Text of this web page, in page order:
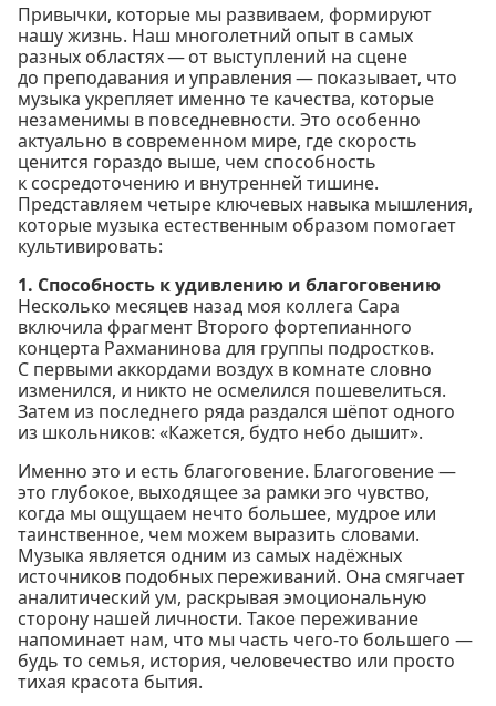
Привычки, которые мы развиваем, формируют
нашу жизнь. Наш многолетний опыт в самых
разных областях — от выступлений на сцене
до преподавания и управления — показывает, что
музыка укрепляет именно те качества, которые
незаменимы в повседневности. Это особенно
актуально в современном мире, где скорость
ценится гораздо выше, чем способность
к сосредоточению и внутренней тишине.
Представляем четыре ключевых навыка мышления,
которые музыка естественным образом помогает
культивировать:
1. Способность к удивлению и благоговению
Несколько месяцев назад моя коллега Сара
включила фрагмент Второго фортепианного
концерта Рахманинова для группы подростков.
С первыми аккордами воздух в комнате словно
изменился, и никто не осмелился пошевелиться.
Затем из последнего ряда раздался шёпот одного
из школьников: «Кажется, будто небо дышит».
Именно это и есть благоговение. Благоговение —
это глубокое, выходящее за рамки эго чувство,
когда мы ощущаем нечто большее, мудрое или
таинственное, чем можем выразить словами.
Музыка является одним из самых надёжных
источников подобных переживаний. Она смягчает
аналитический ум, раскрывая эмоциональную
сторону нашей личности. Такое переживание
напоминает нам, что мы часть чего-то большего —
будь то семья, история, человечество или просто
тихая красота бытия.